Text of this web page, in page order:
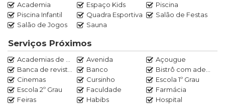
circulação.
O apartamento, totalmente reformado e mobiliado,
impressiona pelo alto nível de acabamento e tecnologia.
Conta com uma ampla sala dividida em três ambientes —
cafeteria, estar com TV e sala de jantar — equipada com
uma TV OLED de 65 polegadas e um sofá de três metros
com três motores de regulagem. A climatização é
garantida por quatro aparelhos de ar-condicionado, sendo
três de 12.000 BTUs inverter e um de 36.000 BTUs na sala.
Academia Espaço Kids
Piscina
Piscina Infantil
Quadra Esportiva
Salão de Festas
Salão de Jogos
Sauna
Serviços Próximos
Academias de ginástica Avenida
Açougue
Banca de revistas
Banco
Bistrô com adega
Cinemas
Cursinho
Escola 1º Grau
Escola 2º Grau
Faculdade
Farmácia
Feiras
Habibs
Hospital